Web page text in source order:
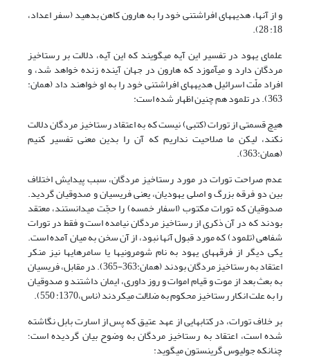
و از آنها، هدیه‏های افراشتنی خود را به هارون کاهن بدهید (سفر اعداد،
18: 28).
علمای یهود در تفسیر این آیه می‏گویند که این آیه، دلالت بر رستاخیز
مردگان دارد و می‏آموزد که هارون در جهان آینده زنده خواهد شد، و
افراد ملّت اسرائیل هدیه‏های افراشتنی خود را به او خواهند داد (همان:
363). در تلمود هم چنین اظهار شده است:
هیچ قسمتی از تورات (کتبی) نیست که به اعتقاد رستاخیز مردگان دلالت
نکند، لیکن ما صلاحیت نداریم که آن را بدین معنی تفسیر کنیم
(همان:363).
عدم صراحت تورات در مورد رستاخیز مردگان، سبب پیدایش اختلاف
بین دو فرقه بزرگ و اصلی یهودیان، یعنی فریسیان و صدوقیان گردید.
صدوقیان که تورات مکتوب (اسفار خمسه) را حجّت می‏دانستند، معتقد
بودند که در آن ذکری از رستاخیز مردگان نیامده است و فقط در تورات
شفاهی (تلمود) که مورد قبول آنها نبود، از آن سخن به میان آمده است.
یکی دیگر از فرقه‏های یهود به نام شومرونی‏ها یا سامره‏ای‏ها نیز منکر
اعتقاد به رستاخیز مردگان بودند (همان:363-365). در مقابل، فریسیان
به بعث بعد از موت و قیام اموات و روز داوری، ایمان داشتند و صدوقیان
را به علت انکار رستاخیز محکوم به ضلالت می‏کردند (ناس،1370: 550).
بر خلاف تورات، در کتاب‏هایی از عهد عتیق که پس از اسارت بابل نگاشته
شده است، اعتقاد به رستاخیز مردگان به وضوح بیان گردیده است؛
چنانکه جولیوس گرینستون می‏گوید: